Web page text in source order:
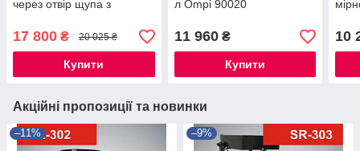
через отвір щупа з
SR-302
17 800 ₴ 20 025 ₴
Купити
л Ompi 90020
11 960₴
Купити
10
Акційні пропозиції та новинки
–11% –9%